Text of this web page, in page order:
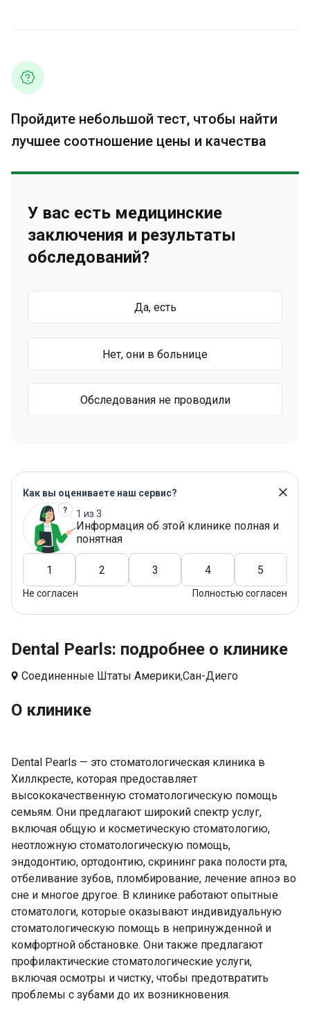
Пройдите небольшой тест, чтобы найти
лучшее соотношение цены и качества
У вас есть медицинские
заключения и результаты
обследований?
Да, есть
Нет, они в больнице
Обследования не проводили
Как вы оцениваете наш сервис?
1 из 3
Информация об этой клинике полная и
понятная
1 2 3 4 5
Не согласен Полностью согласен
Dental Pearls: подробнее о клинике
Соединенные Штаты Америки,Сан-Диего
О клинике
Dental Pearls — это стоматологическая клиника в
Хиллкресте, которая предоставляет
высококачественную стоматологическую помощь
семьям. Они предлагают широкий спектр услуг,
включая общую и косметическую стоматологию,
неотложную стоматологическую помощь,
эндодонтию, ортодонтию, скрининг рака полости рта,
отбеливание зубов, пломбирование, лечение апноэ во
сне и многое другое. В клинике работают опытные
стоматологи, которые оказывают индивидуальную
стоматологическую помощь в непринужденной и
комфортной обстановке. Они также предлагают
профилактические стоматологические услуги,
включая осмотры и чистку, чтобы предотвратить
проблемы с зубами до их возникновения.